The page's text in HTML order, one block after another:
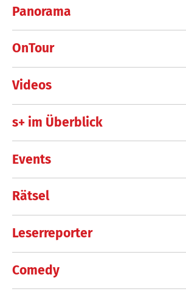
Panorama
OnTour
Videos
s+ im Überblick
Events
Rätsel
Leserreporter
Comedy